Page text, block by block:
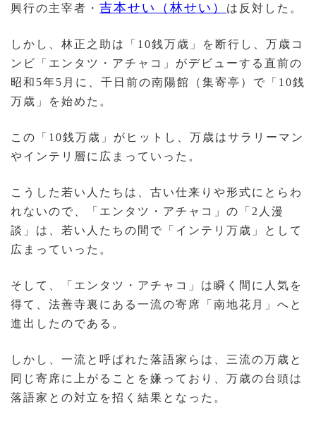
興行の主宰者・ 吉本せい（林せい） は反対した。
しかし、林正之助は「10銭万歳」を断行し、万歳コ
ンビ「エンタツ・アチャコ」がデビューする直前の
昭和5年5月に、千日前の南陽館（集寄亭）で「10銭
万歳」を始めた。
この「10銭万歳」がヒットし、万歳はサラリーマン
やインテリ層に広まっていった。
こうした若い人たちは、古い仕来りや形式にとらわ
れないので、「エンタツ・アチャコ」の「2人漫
談」は、若い人たちの間で「インテリ万歳」として
広まっていった。
そして、「エンタツ・アチャコ」は瞬く間に人気を
得て、法善寺裏にある一流の寄席「南地花月」へと
進出したのである。
しかし、一流と呼ばれた落語家らは、三流の万歳と
同じ寄席に上がることを嫌っており、万歳の台頭は
落語家との対立を招く結果となった。